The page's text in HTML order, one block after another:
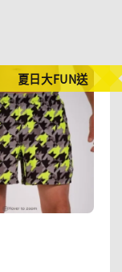
夏日大FUN送